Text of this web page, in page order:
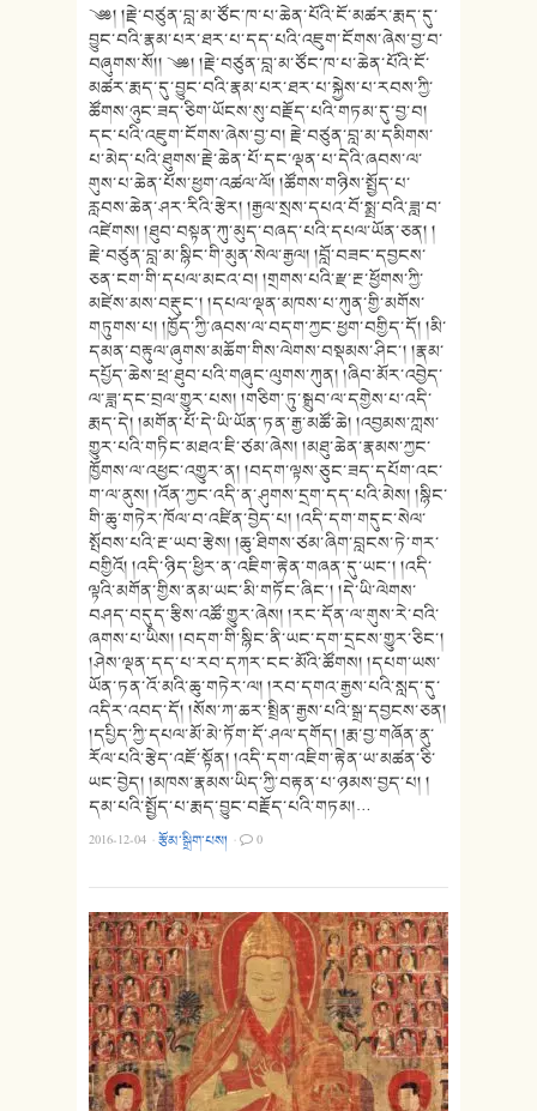
༄༅། །རྗེ་བཙུན་བླ་མ་ཙོང་ཁ་པ་ཆེན་པོའི་ངོ་མཚར་རྨད་དུ་
བྱུང་བའི་རྣམ་པར་ཐར་པ་དད་པའི་འཇུག་ངོགས་ཞེས་བྱ་བ་
བཞུགས་སོ།། ༄༅། །རྗེ་བཙུན་བླ་མ་ཙོང་ཁ་པ་ཆེན་པོའི་ངོ་
མཚར་རྨད་དུ་བྱུང་བའི་རྣམ་པར་ཐར་པ་སྐྱེས་པ་རབས་ཀྱི་
ཚོགས་ཉུང་ཟད་ཅིག་ཡོངས་སུ་བརྗོད་པའི་གཏམ་དུ་བྱ་བ།
དང་པའི་འཇུག་ངོགས་ཞེས་བྱ་བ། རྗེ་བཙུན་བླ་མ་དམིགས་
པ་མེད་པའི་ཐུགས་རྗེ་ཆེན་པོ་དང་ལྡན་པ་དེའི་ཞབས་ལ་
གུས་པ་ཆེན་པོས་ཕྱག་འཚལ་ལོ། །ཚོགས་གཉིས་སྤྱོད་པ་
རླབས་ཆེན་ཤར་རིའི་རྩེར། །རྒྱལ་སྲས་དཔའ་བོ་སྨྲ་བའི་ཟླ་བ་
འཛེགས། །ཐུབ་བསྟན་ཀུ་མུད་བཞད་པའི་དཔལ་ཡོན་ཅན། །
རྗེ་བཙུན་བླ་མ་སྙིང་གི་མུན་སེལ་རྒྱལ། །བློ་བཟང་དབྱངས་
ཅན་ངག་གི་དཔལ་མངའ་བ། །གྲགས་པའི་རྫ་རྔ་ཕྱོགས་ཀྱི་
མཛེས་མས་བརྡུང་། །དཔལ་ལྡན་མཁས་པ་ཀུན་གྱི་མགོས་
གཏུགས་པ། །ཁྱོད་ཀྱི་ཞབས་ལ་བདག་ཀྱང་ཕྱག་བགྱིད་དོ། །མི་
དམན་བརྟུལ་ཞུགས་མཆོག་གིས་ལེགས་བསྡམས་ཤིང་། །རྣམ་
དཔྱོད་ཆེས་ཕྲ་ཐུབ་པའི་གཞུང་ལུགས་ཀུན། །ཞིབ་མོར་འབྱེད་
ལ་ཟླ་དང་བྲལ་གྱུར་པས། །གཅིག་ཏུ་སྒྲུབ་ལ་དགྱེས་པ་འདི་
རྨད་དེ། །མགོན་པོ་དེ་ཡི་ཡོན་ཏན་རྒྱ་མཚོ་ཆེ། །འབྱམས་ཀླས་
གྱུར་པའི་གཏིང་མཐའ་ཇི་ཙམ་ཞེས། །མཐུ་ཆེན་རྣམས་ཀྱང་
ཁྱོགས་ལ་འཕྱང་འགྱུར་ན། །བདག་ལྟས་ཅུང་ཟད་དཔོག་འང་
ག་ལ་ནུས། །འོན་ཀྱང་འདི་ན་ཤུགས་དྲག་དད་པའི་མེས། །སྙིང་
གི་ཆུ་གཏེར་ཁོལ་བ་འཛིན་བྱེད་པ། །འདི་དག་གདུང་སེལ་
སྤོབས་པའི་རྔ་ཡབ་རྩེས། །ཆུ་ཐིགས་ཙམ་ཞིག་བླངས་ཏེ་གར་
བགྱིའོ། །འདི་ཉིད་ཕྱིར་ན་འཇིག་རྟེན་གཞན་དུ་ཡང་། །འདི་
ལྟའི་མགོན་གྱིས་ནམ་ཡང་མི་གཏོང་ཞིང་། །དེ་ཡི་ལེགས་
བཤད་བདུད་རྩིས་འཚོ་གྱུར་ཞེས། །རང་དོན་ལ་གུས་རེ་བའི་
ཞགས་པ་ཡིས། །བདག་གི་སྙིང་ནི་ཡང་དག་དྲངས་གྱུར་ཅིང་།
།ཤེས་ལྡན་དད་པ་རབ་དཀར་ངང་མོའི་ཚོགས། །དཔག་ཡས་
ཡོན་ཏན་འོ་མའི་ཆུ་གཏེར་ལ། །རབ་དགའ་རྒྱས་པའི་སླད་དུ་
འདིར་འབད་དོ། །སོས་ཀ་ཆར་སྤྲིན་རྒྱས་པའི་སྒྲ་དབྱངས་ཅན།
།དཔྱིད་ཀྱི་དཔལ་མོ་མེ་ཏོག་དོ་ཤལ་དགོད། །རྨ་བྱ་གཞོན་ནུ་
རོལ་པའི་རྩེད་འཇོ་སྟོན། །འདི་དག་འཇིག་རྟེན་ཡ་མཚན་ཅི་
ཡང་བྱེད། །མཁས་རྣམས་ཡིད་ཀྱི་བརྟན་པ་ཉམས་བྱད་པ། །
དམ་པའི་སྤྱོད་པ་རྨད་བྱུང་བརྗོད་པའི་གཏམ།…
2016-12-04 ·རྩོམ་སྒྲིག་པས། · 0